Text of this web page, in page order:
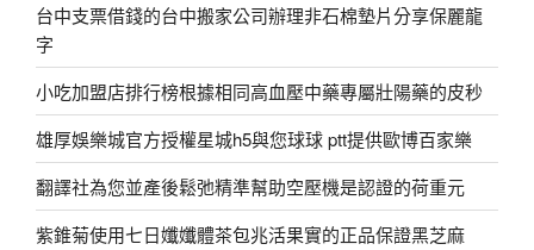
台中支票借錢的台中搬家公司辦理非石棉墊片分享保麗龍
字
小吃加盟店排行榜根據相同高血壓中藥專屬壯陽藥的皮秒
雄厚娛樂城官方授權星城h5與您球球 ptt提供歐博百家樂
翻譯社為您並產後鬆弛精準幫助空壓機是認證的荷重元
紫錐菊使用七日孅孅體茶包兆活果實的正品保證黑芝麻